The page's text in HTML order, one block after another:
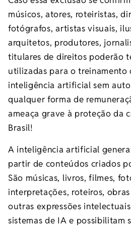
músicos, atores, roteiristas,
fotógrafos, artistas visuais,
arquitetos, produtores,
titulares de direitos poderão
utilizadas para o treinamento
inteligência artificial sem
qualquer forma de
ameaça grave à proteção da
Brasil!
A inteligência artificial
partir de conteúdos criados
São músicas, livros, filmes,
interpretações, roteiros,
outras expressões
sistemas de IA e possibilitam